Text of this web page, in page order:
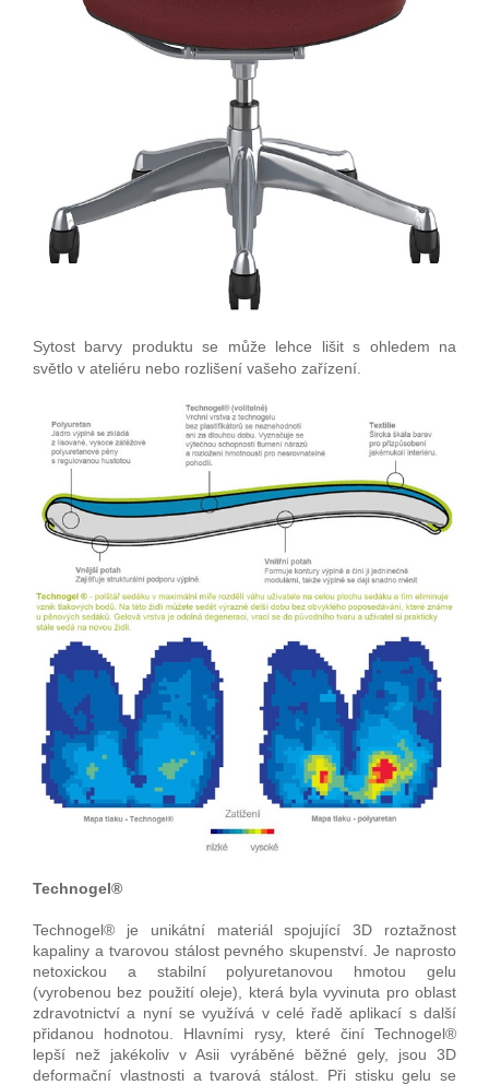
Sytost barvy produktu se může lehce lišit s ohledem na
světlo v ateliéru nebo rozlišení vašeho zařízení.
Technogel®
Technogel® je unikátní materiál spojující 3D roztažnost
kapaliny a tvarovou stálost pevného skupenství. Je naprosto
netoxickou a stabilní polyuretanovou hmotou gelu
(vyrobenou bez použití oleje), která byla vyvinuta pro oblast
zdravotnictví a nyní se využívá v celé řadě aplikací s další
přidanou hodnotou. Hlavními rysy, které činí Technogel®
lepší než jakékoliv v Asii vyráběné běžné gely, jsou 3D
deformační vlastnosti a tvarová stálost. Při stisku gelu se